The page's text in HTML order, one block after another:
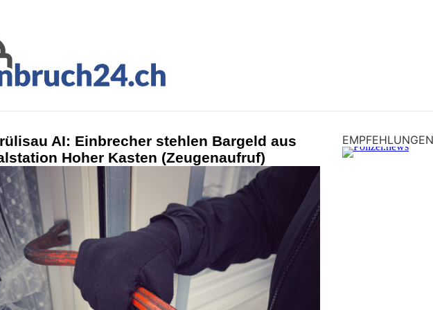
AI: Einbrecher stehlen Bargeld aus
Hoher Kasten (Zeugenaufruf)
EMPFEHLUNGEN